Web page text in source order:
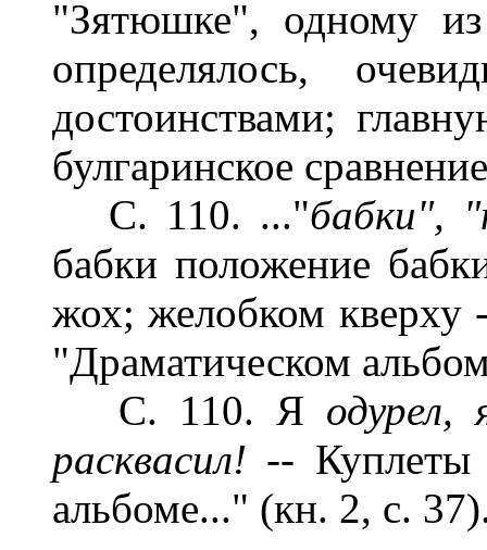
"Зятюшке", одному
определялось,
достоинствами;
булгаринское
С. 110. ..."бабки",
бабки положение
жох; желобком кверху
"Драматическом
С. 110. Я
расквасил! -- Куплеты
альбоме..." (кн. 2, с.